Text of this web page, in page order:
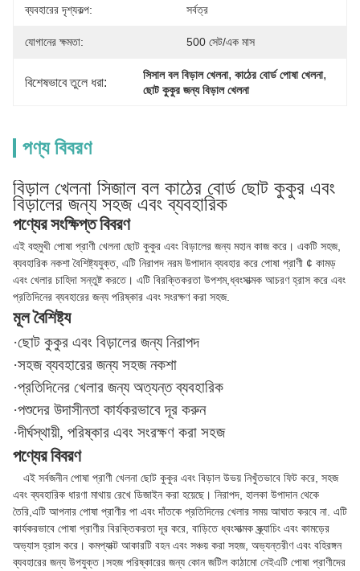
ব্যবহারের দৃশ্যকল্প: সর্বত্র
যোগানের ক্ষমতা: 500 সেট/এক মাস
বিশেষভাবে তুলে ধরা: সিসাল বল বিড়াল খেলনা, কাঠের বোর্ড পোষা খেলনা,
ছোট কুকুর জন্য বিড়াল খেলনা
পণ্য বিবরণ
বিড়াল খেলনা সিজাল বল কাঠের বোর্ড ছোট কুকুর এবং
বিড়ালের জন্য সহজ এবং ব্যবহারিক
পণ্যের সংক্ষিপ্ত বিবরণ
এই বহুমুখী পোষা প্রাণী খেলনা ছোট কুকুর এবং বিড়ালের জন্য মহান কাজ করে। একটি সহজ,
ব্যবহারিক নকশা বৈশিষ্ট্যযুক্ত, এটি নিরাপদ নরম উপাদান ব্যবহার করে পোষা প্রাণী ¢ কামড়
এবং খেলার চাহিদা সন্তুষ্ট করতে। এটি বিরক্তিকরতা উপশম,ধ্বংসাত্মক আচরণ হ্রাস করে এবং
প্রতিদিনের ব্যবহারের জন্য পরিষ্কার এবং সংরক্ষণ করা সহজ.
মূল বৈশিষ্ট্য
·ছোট কুকুর এবং বিড়ালের জন্য নিরাপদ
·সহজ ব্যবহারের জন্য সহজ নকশা
·প্রতিদিনের খেলার জন্য অত্যন্ত ব্যবহারিক
·পশুদের উদাসীনতা কার্যকরভাবে দূর করুন
·দীর্ঘস্থায়ী, পরিষ্কার এবং সংরক্ষণ করা সহজ
পণ্যের বিবরণ
এই সর্বজনীন পোষা প্রাণী খেলনা ছোট কুকুর এবং বিড়াল উভয় নিখুঁতভাবে ফিট করে, সহজ
এবং ব্যবহারিক ধারণা মাথায় রেখে ডিজাইন করা হয়েছে। নিরাপদ, হালকা উপাদান থেকে
তৈরি,এটি আপনার পোষা প্রাণীর পা এবং দাঁতকে প্রতিদিনের খেলার সময় আঘাত করবে না. এটি
কার্যকরভাবে পোষা প্রাণীর বিরক্তিকরতা দূর করে, বাড়িতে ধ্বংসাত্মক স্ক্র্যাচিং এবং কামড়ের
অভ্যাস হ্রাস করে। কমপ্যাক্ট আকারটি বহন এবং সঞ্চয় করা সহজ, অভ্যন্তরীণ এবং বহিরঙ্গন
ব্যবহারের জন্য উপযুক্ত।সহজ পরিষ্কারের জন্য কোন জটিল কাঠামো নেইএটি পোষা প্রাণীদের